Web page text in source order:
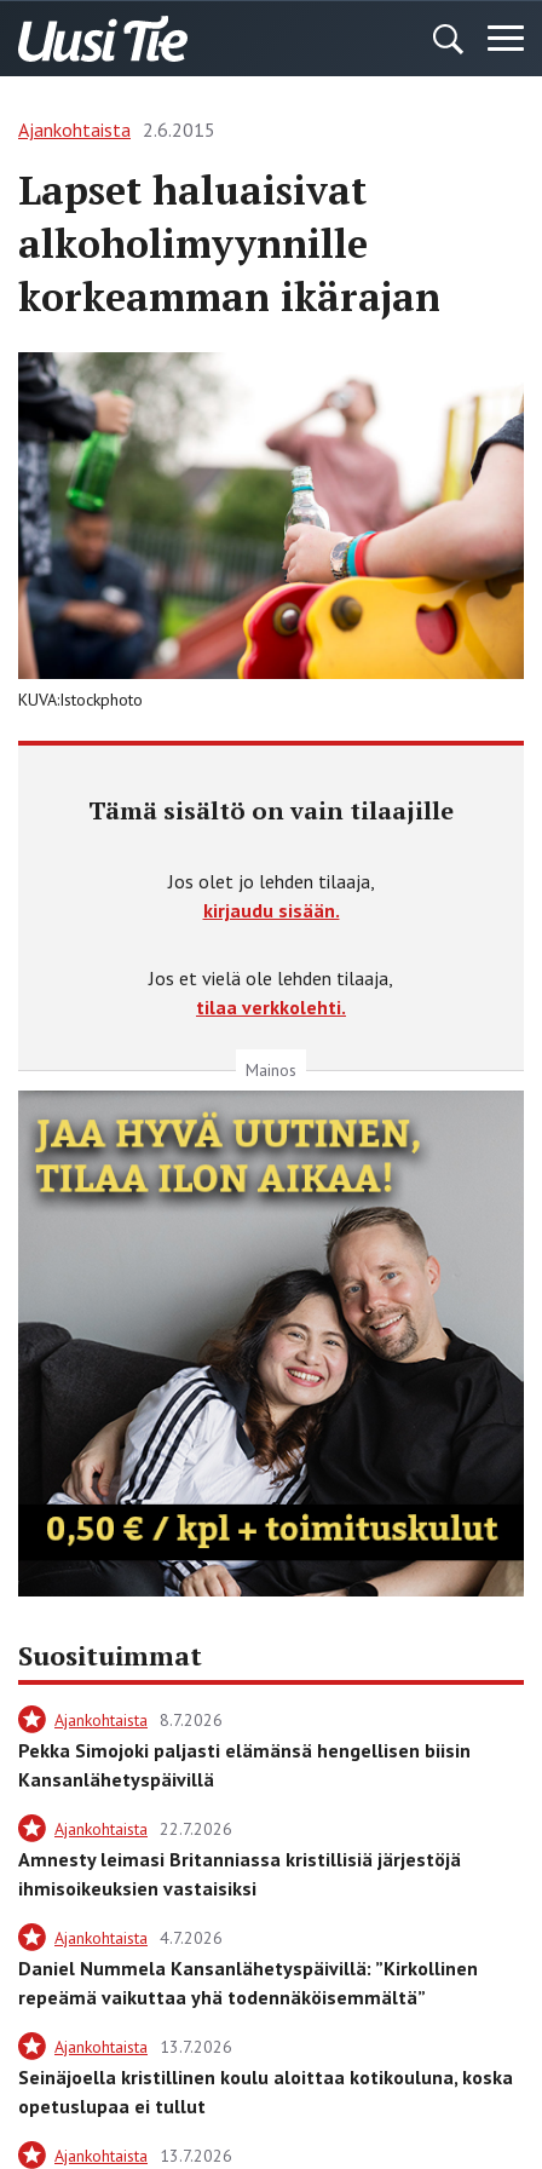
Ajankohtaista 2.6.2015
Lapset haluaisivat
alkoholi­myynnille
korkeamman ikärajan
KUVA:Istockphoto
Tämä sisältö on vain tilaajille
Jos olet jo lehden tilaaja,
kirjaudu sisään.
Jos et vielä ole lehden tilaaja,
tilaa verkkolehti.
Mainos
Suosituimmat
Ajankohtaista 8.7.2026
Pekka Simojoki paljasti elämänsä hengellisen biisin
Kansanlähetyspäivillä
Ajankohtaista 22.7.2026
Amnesty leimasi Britanniassa kristillisiä järjestöjä
ihmisoikeuksien vastaisiksi
Ajankohtaista 4.7.2026
Daniel Nummela Kansanlähetyspäivillä: ”Kirkollinen
repeämä vaikuttaa yhä todennäköisemmältä”
Ajankohtaista 13.7.2026
Seinäjoella kristillinen koulu aloittaa kotikouluna, koska
opetuslupaa ei tullut
Ajankohtaista 13.7.2026